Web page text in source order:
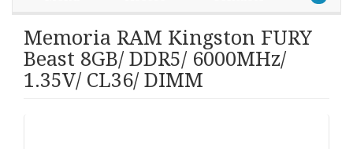
Memoria RAM Kingston FURY
Beast 8GB/ DDR5/ 6000MHz/
1.35V/ CL36/ DIMM